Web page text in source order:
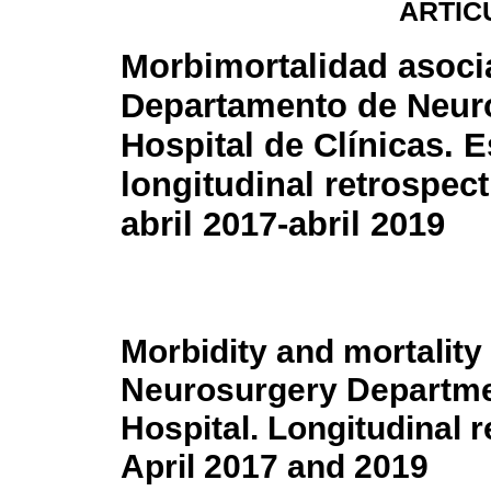
Morbimortalidad
Departamento de
Hospital de Clínicas.
longitudinal
abril 2017-abril 2019
Morbidity and
Neurosurgery
Hospital. Longitudinal
April 2017 and 2019